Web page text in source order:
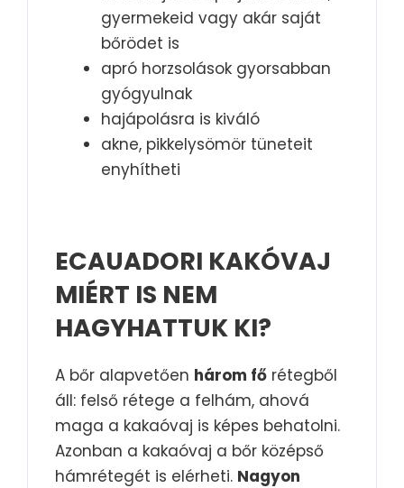
gyermekeid vagy akár saját
bőrödet is
apró horzsolások gyorsabban
gyógyulnak
hajápolásra is kiváló
akne, pikkelysömör tüneteit
enyhítheti
ECAUADORI KAKÓVAJ
MIÉRT IS NEM
HAGYHATTUK KI?
A bőr alapvetően három fő rétegből
áll: felső rétege a felhám, ahová
maga a kakaóvaj is képes behatolni.
Azonban a kakaóvaj a bőr középső
hámrétegét is elérheti. Nagyon